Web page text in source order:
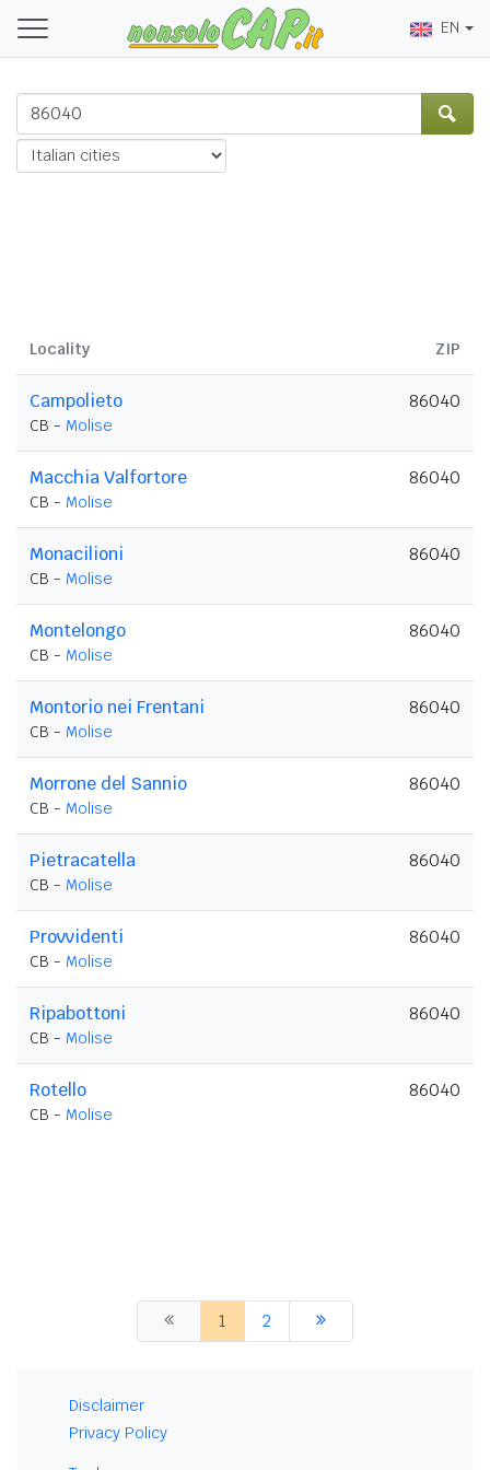
EN
Locality ZIP
Campolieto
CB - Molise
86040
Macchia Valfortore
CB - Molise
86040
Monacilioni
CB - Molise
86040
Montelongo
CB - Molise
86040
Montorio nei Frentani
CB - Molise
86040
Morrone del Sannio
CB - Molise
86040
Pietracatella
CB - Molise
86040
Provvidenti
CB - Molise
86040
Ripabottoni
CB - Molise
86040
Rotello
CB - Molise
86040
1 2
Disclaimer
Privacy Policy